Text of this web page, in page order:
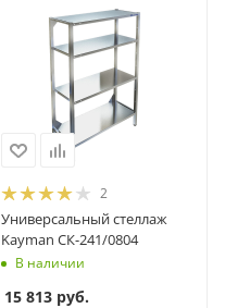
2
Универсальный стеллаж
Kayman СК-241/0804
В наличии
15 813 руб.